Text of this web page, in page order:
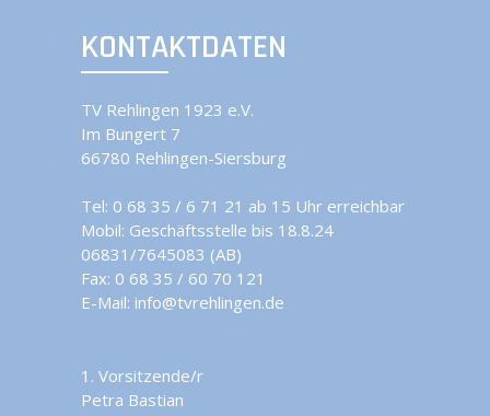
KONTAKTDATEN
TV Rehlingen 1923 e.V.
Im Bungert 7
66780 Rehlingen-Siersburg
Tel: 0 68 35 / 6 71 21 ab 15 Uhr erreichbar
Mobil: Geschäftsstelle bis 18.8.24
06831/7645083 (AB)
Fax: 0 68 35 / 60 70 121
E-Mail: info@tvrehlingen.de
1. Vorsitzende/r
Petra Bastian